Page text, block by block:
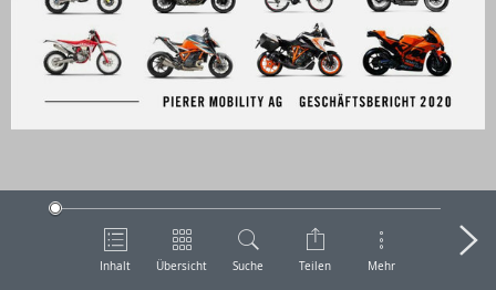
Inhalt Übersicht Suche Teilen Mehr